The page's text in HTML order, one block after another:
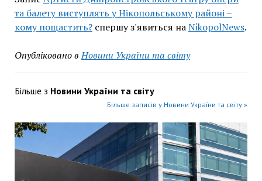
та балету виступлять у Нікопольському районі –
кому пощастить?спершу з'явиться наNikopolNews.
Опубліковано в Новини України та світу
Більше з Новини України та світу
Більше записів у Новини України та світу »